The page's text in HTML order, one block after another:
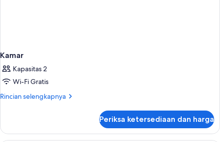
Kamar
Kapasitas 2
Wi-Fi Gratis
Rincian selengkapnya
Rincian
Kamar
Periksa ketersediaan dan harga